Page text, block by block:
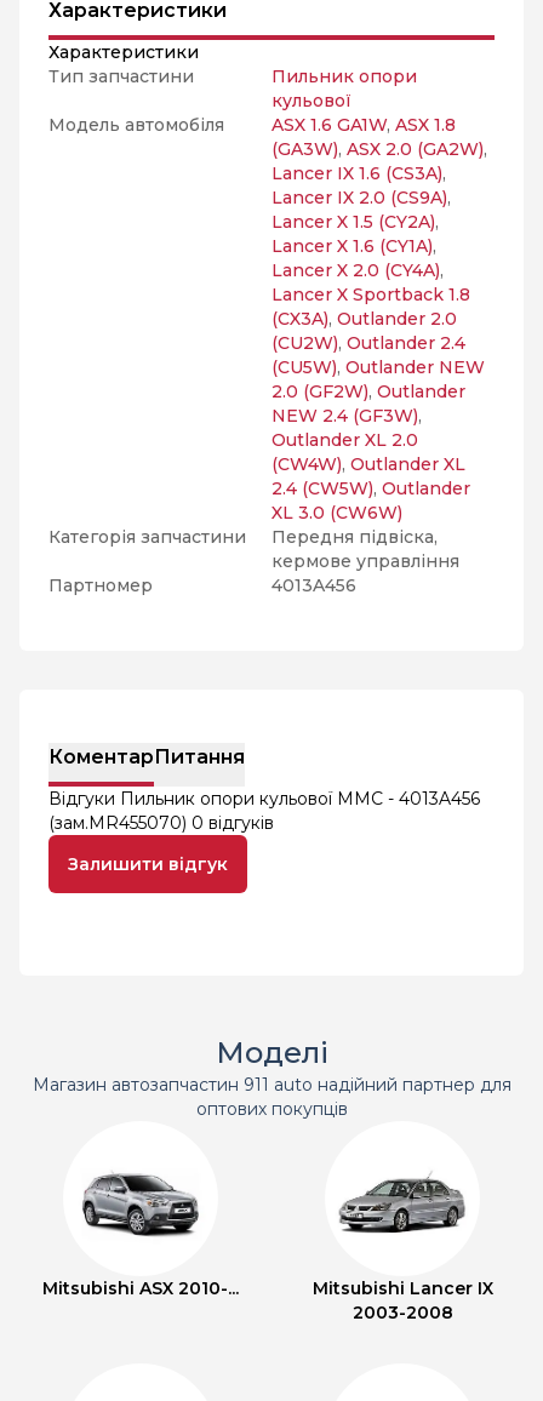
Характеристики
Характеристики
Тип запчастини
Пильник опори
кульової
Модель автомобіля
ASX 1.6 GA1W, ASX 1.8
(GA3W), ASX 2.0 (GA2W),
Lancer IX 1.6 (CS3A),
Lancer IX 2.0 (CS9A),
Lancer X 1.5 (CY2A),
Lancer X 1.6 (CY1A),
Lancer X 2.0 (CY4A),
Lancer X Sportback 1.8
(CX3A), Outlander 2.0
(CU2W), Outlander 2.4
(CU5W), Outlander NEW
2.0 (GF2W), Outlander
NEW 2.4 (GF3W),
Outlander XL 2.0
(CW4W), Outlander XL
2.4 (CW5W), Outlander
XL 3.0 (CW6W)
Категорія запчастини
Передня підвіска,
кермове управління
Партномер
4013A456
КоментарПитання
Відгуки Пильник опори кульової MMC - 4013A456
(зам.MR455070) 0 відгуків
Залишити відгук
Моделі
Магазин автозапчастин 911 auto надійний партнер для
оптових покупців
Mitsubishi ASX 2010-...
Mitsubishi Lancer IX
2003-2008